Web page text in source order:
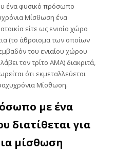
ένα φυσικό πρόσωπο
Μίσθωση ένα
είτε ως ενιαίο χώρο
(το άθροισμα των οποίων
του ενιαίου χώρου
τον τρίτο ΑΜΑ) διακριτά,
ότι εκμεταλλεύεται
Μίσθωση.
με ένα
διατίθεται για
μίσθωση